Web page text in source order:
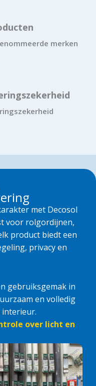
merken
met Decosol
voor rolgordijnen,
product biedt een
privacy en
gebruiksgemak in
en volledig
interieur.
over licht en